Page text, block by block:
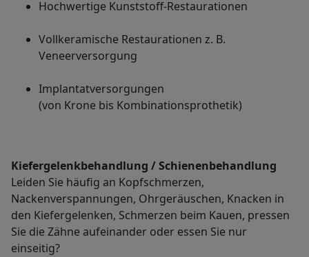
Hochwertige Kunststoff-Restaurationen
Vollkeramische Restaurationen z. B.
Veneerversorgung
Implantatversorgungen
(von Krone bis Kombinationsprothetik)
Kiefergelenkbehandlung / Schienenbehandlung
Leiden Sie häufig an Kopfschmerzen,
Nackenverspannungen, Ohrgeräuschen, Knacken in
den Kiefergelenken, Schmerzen beim Kauen, pressen
Sie die Zähne aufeinander oder essen Sie nur
einseitig?